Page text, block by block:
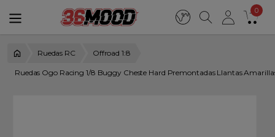
0
Ruedas RC Offroad 1:8
Ruedas Ogo Racing 1/8 Buggy Cheste Hard Premontadas Llantas